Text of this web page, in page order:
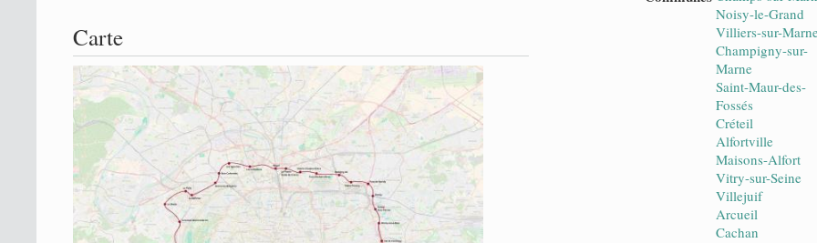
Noisy-le-Grand
Villiers-sur-
Champigny-sur-
Marne
Saint-Maur-des-
Fossés
Créteil
Alfortville
Maisons-Alfort
Vitry-sur-Seine
Villejuif
Arcueil
Cachan
Carte